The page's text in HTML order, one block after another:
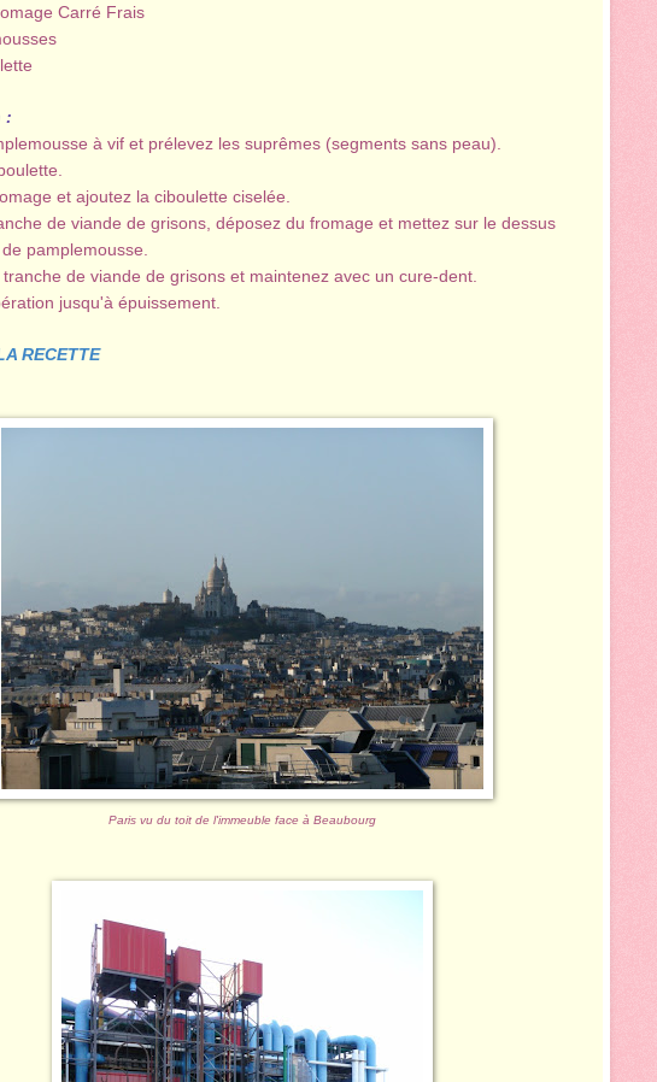
Carré Frais
:
à vif et prélevez les suprêmes (segments sans peau).
et ajoutez la ciboulette ciselée.
de viande de grisons, déposez du fromage et mettez sur le dessus
pamplemousse.
de viande de grisons et maintenez avec un cure-dent.
jusqu'à épuissement.
RECETTE
Paris vu du toit de l'immeuble face à Beaubourg